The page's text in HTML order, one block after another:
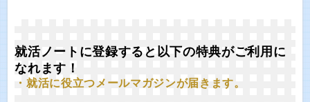
就活ノートに登録すると以下の特典がご利用に
なれます！
・就活に役立つメールマガジンが届きます。